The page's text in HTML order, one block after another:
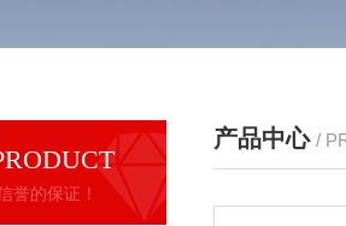
誉的保证！
产品中心 /